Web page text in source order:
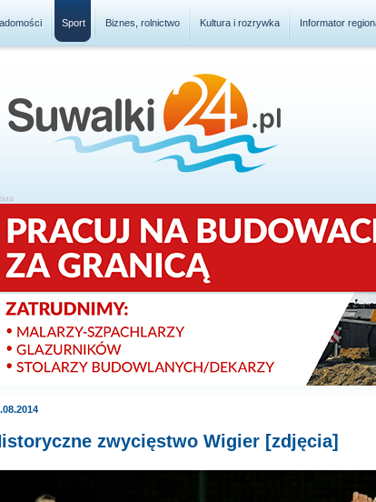
Sport Biznes, rolnictwo Kultura i rozrywka Informator
zwycięstwo Wigier [zdjęcia]